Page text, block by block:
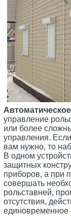
управление
или более
управления.
вам нужно, то
В одном
защитных
приборов, а при
совершать
рольставней,
отсутствия,
единовременное